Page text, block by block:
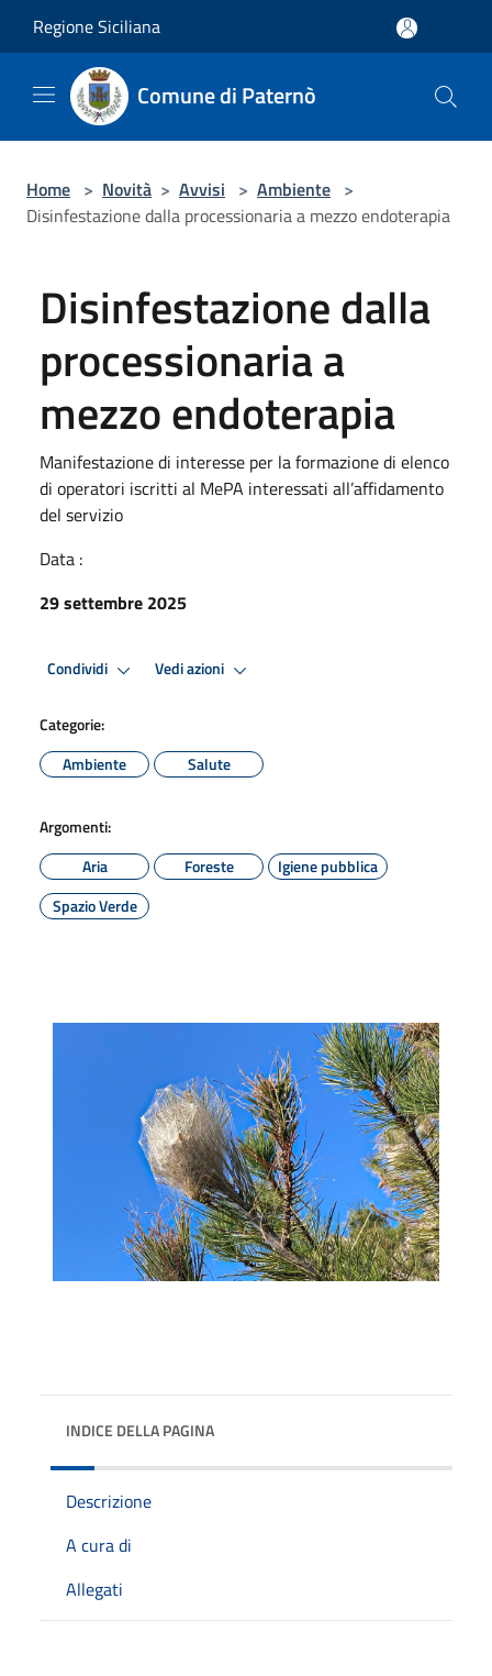
Regione Siciliana
Comune di Paternò
Home > Novità > Avvisi > Ambiente >
Disinfestazione dalla processionaria a mezzo endoterapia
Disinfestazione dalla
processionaria a
mezzo endoterapia
Manifestazione di interesse per la formazione di elenco
di operatori iscritti al MePA interessati all’affidamento
del servizio
Data :
29 settembre 2025
Condividi Vedi azioni
Categorie:
Ambiente
Salute
Argomenti:
Aria
Foreste
Igiene pubblica
Spazio Verde
INDICE DELLA PAGINA
Descrizione
A cura di
Allegati